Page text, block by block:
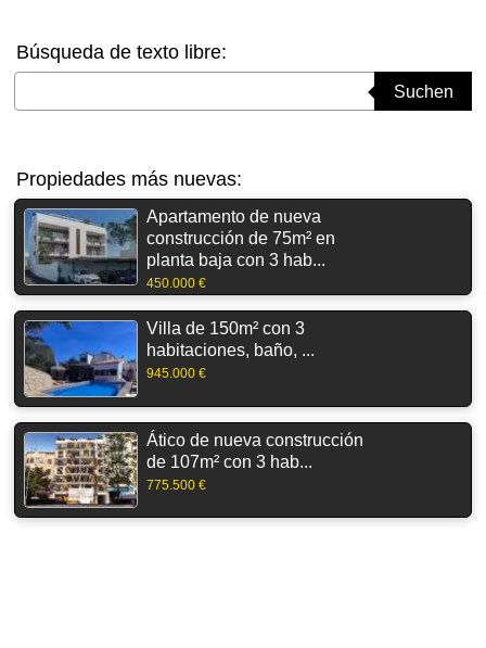
Búsqueda de texto libre:
Suchen
Propiedades más nuevas:
Apartamento de nueva
construcción de 75m² en
planta baja con 3 hab...
450.000 €
Villa de 150m² con 3
habitaciones, baño, ...
945.000 €
Ático de nueva construcción
de 107m² con 3 hab...
775.500 €